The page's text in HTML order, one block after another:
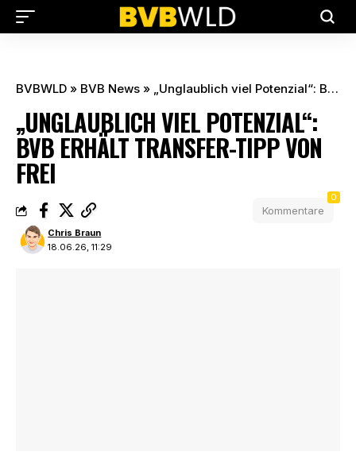
BVBWLD » BVB News » „Unglaublich viel Potenzial“: BVB erhält Transfer-Tipp von Frei
„UNGLAUBLICH VIEL POTENZIAL“:
BVB ERHÄLT TRANSFER-TIPP VON
FREI
18.06.26, 11:29
Chris Braun
Kommentare
0